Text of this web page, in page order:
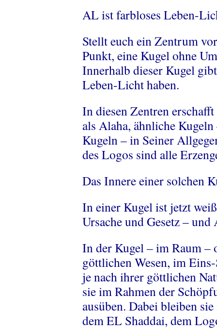
AL ist farbloses Leben-
Stellt euch ein Zentrum
Punkt, eine Kugel ohne
Innerhalb dieser Kugel
Leben-Licht haben.
In diesen Zentren
als Alaha, ähnliche
Kugeln – in Seiner
des Logos sind alle
Das Innere einer solchen
In einer Kugel ist jetzt
Ursache und Gesetz –
In der Kugel – im Raum –
göttlichen Wesen, im
je nach ihrer göttlichen
sie im Rahmen der
ausüben. Dabei bleiben
dem EL Shaddai, dem